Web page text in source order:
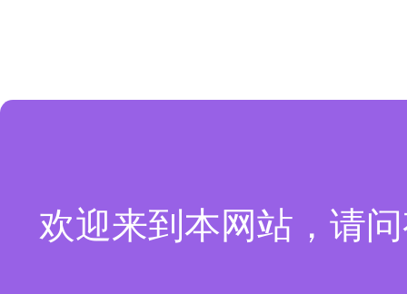
欢迎来到本网站，请